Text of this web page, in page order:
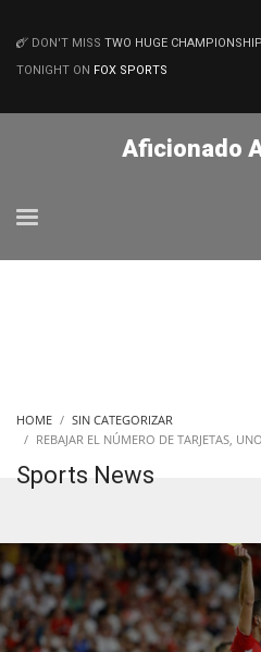
MATCHES
DON'T MISS TWO HUGE
TONIGHT ON FOX SPORTS
Aficionado
HOME
SIN CATEGORIZAR
REBAJAR EL NÚMERO DE TARJETAS,
Sports News